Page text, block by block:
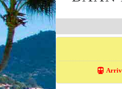
directions_transit